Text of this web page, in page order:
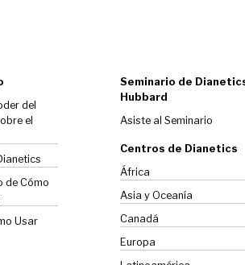
del
el
de Cómo
Usar
Seminario de
Hubbard
Asiste al Seminario
Centros de Dianetics
África
Asia y Oceanía
Canadá
Europa